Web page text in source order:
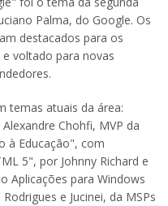
Palma, do Google. Os
destacados para os
voltado para novas
temas atuais da área:
Chohfi, MVP da
à Educação", com
5", por Johnny Richard e
Aplicações para Windows
e Jucinei, da MSPs